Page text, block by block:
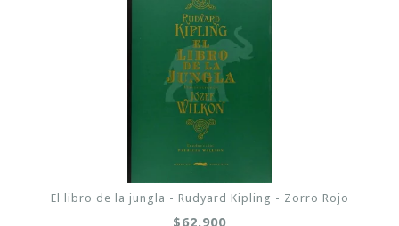
El libro de la jungla - Rudyard Kipling - Zorro Rojo
$62.900